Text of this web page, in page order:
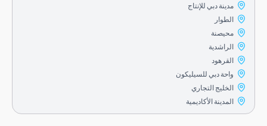
مدينة دبي للإنتاج
محيصنة
الراشدية
واحة دبي للسيليكون
الخليج التجاري
المدينة الأكاديمية